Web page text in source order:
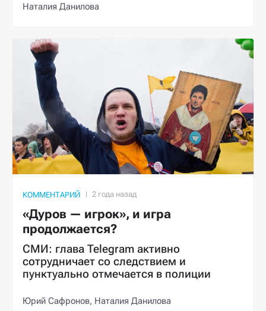
Наталия Данилова
КОММЕНТАРИЙ
«Дуров — игрок», и игра
продолжается?
СМИ: глава Telegram активно
сотрудничает со следствием и
пунктуально отмечается в полиции
Юрий Сафронов, Наталия Данилова